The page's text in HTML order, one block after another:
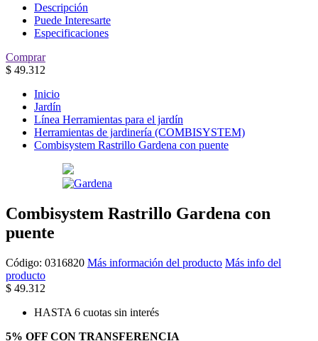
Descripción
Puede Interesarte
Especificaciones
Comprar
$ 49.312
Inicio
Jardín
Línea Herramientas para el jardín
Herramientas de jardinería (COMBISYSTEM)
Combisystem Rastrillo Gardena con puente
Combisystem Rastrillo Gardena con
puente
Código: 0316820 Más información del producto Más info del
producto
$ 49.312
HASTA 6 cuotas sin interés
5% OFF CON TRANSFERENCIA